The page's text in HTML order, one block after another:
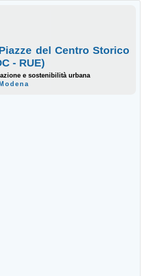
del Centro Storico
- RUE)
e sostenibilità urbana